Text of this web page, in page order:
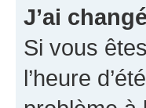
J’ai
Si vous
l’heure